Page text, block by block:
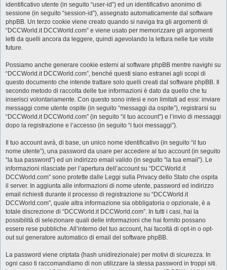
identificativo utente (in seguito “user-id”) ed un identificativo anonimo di
sessione (in seguito “session-id”), assegnato automaticamente dal software
phpBB. Un terzo cookie viene creato quando si naviga tra gli argomenti di
“DCCWorld.it DCCWorld.com” e viene usato per memorizzare gli argomenti
letti da quelli ancora da leggere, quindi agevolando la lettura nelle tue visite
future.
Possiamo anche generare cookie esterni al software phpBB mentre navighi su
“DCCWorld.it DCCWorld.com”, benché questi siano estranei agli scopi di
questo documento che intende trattare solo quelli creati dal software phpBB. Il
secondo metodo di raccolta delle tue informazioni è dato da quello che tu
inserisci volontariamente. Con questo sono intesi e non limitati ad essi: inviare
messaggi come utente ospite (in seguito “messaggi da ospite”), registrarsi su
“DCCWorld.it DCCWorld.com” (in seguito “il tuo account”) e l’invio di messaggi
dopo la registrazione e l’accesso (in seguito “i tuoi messaggi”).
Il tuo account avrà, di base, un unico nome identificativo (in seguito “il tuo
nome utente”), una password da usare per accedere al tuo account (in seguito
“la tua password”) ed un indirizzo email valido (in seguito “la tua email”). Le
informazioni rilasciate per l’apertura dell’account su “DCCWorld.it
DCCWorld.com” sono protette dalle Leggi sulla Privacy dello Stato che ospita
il server. In aggiunta alle informazioni di nome utente, password ed indirizzo
email richiesti durante il processo di registrazione su “DCCWorld.it
DCCWorld.com”, quale altra informazione sia obbligatoria o opzionale, è a
totale discrezione di “DCCWorld.it DCCWorld.com”. In tutti i casi, hai la
possibilità di selezionare quali delle informazioni che hai fornito possano
essere rese pubbliche. All’interno del tuo account, hai facoltà di opt-in o opt-
out sul generatore automatico di email del software phpBB.
La password viene criptata (hash unidirezionale) per motivi di sicurezza. In
ogni caso ti raccomandiamo di non utilizzare la stessa password in troppi siti.